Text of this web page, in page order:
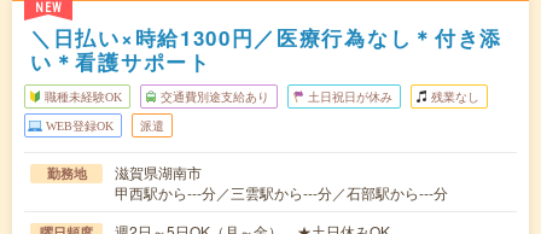
NEW
＼日払い×時給1300円／医療行為なし＊付き添
い＊看護サポート
職種未経験OK 交通費別途支給あり 土日祝日が休み 残業なし
WEB登録OK 派遣
勤務地
滋賀県湖南市
甲西駅から---分／三雲駅から---分／石部駅から---分